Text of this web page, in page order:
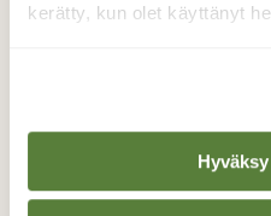
kerätty, kun olet käyttänyt
Käpälän pesu